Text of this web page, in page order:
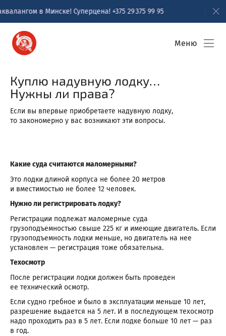
в Минске! Суперцена! +375 29 375 99 95
Меню
Куплю надувную лодку…
Нужны ли права?
Если вы впервые приобретаете надувную лодку,
то закономерно у вас возникают эти вопросы.
Какие суда считаются маломерными?
Это лодки длиной корпуса не более 20 метров
и вместимостью не более 12 человек.
Нужно ли регистрировать лодку?
Регистрации подлежат маломерные суда
грузоподъемностью свыше 225 кг и имеющие двигатель. Если
грузоподъемность лодки меньше, но двигатель на нее
установлен — регистрация тоже обязательна.
Техосмотр
После регистрации лодки должен быть проведен
ее технический осмотр.
Если судно гребное и было в эксплуатации меньше 10 лет,
разрешение выдается на 5 лет. И в последующем техосмотр
надо проходить раз в 5 лет. Если лодке больше 10 лет — раз
в год.